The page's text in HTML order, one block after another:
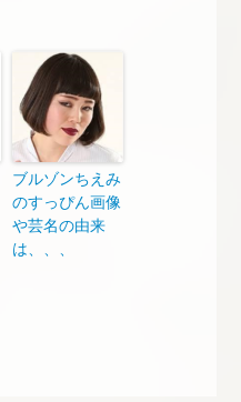
ブルゾンちえみ
のすっぴん画像
や芸名の由来
は、、、